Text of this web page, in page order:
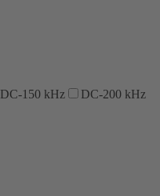
DC-150 kHz
DC-200 kHz